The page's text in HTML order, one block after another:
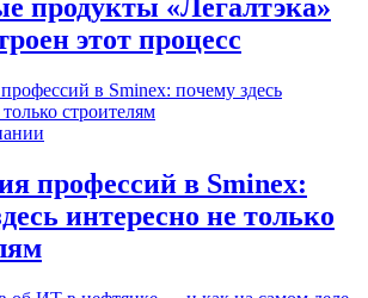
продукты «Легалтэка»
этот процесс
профессий в Sminex:
интересно не только